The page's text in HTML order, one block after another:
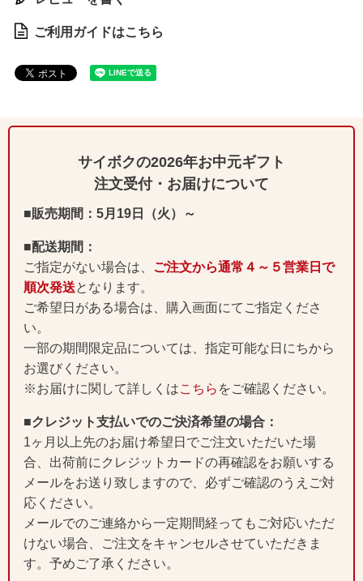
ご利用ガイドはこちら
サイボクの2026年お中元ギフト
注文受付・お届けについて
■販売期間：5月19日（火）～
■配送期間：
ご指定がない場合は、 ご注文から通常４～５営業日で
順次発送となります。
ご希望日がある場合は、購入画面にてご指定くださ
い。
一部の期間限定品については、指定可能な日にちから
お選びください。
※お届けに関して詳しくはこちら をご確認ください。
■クレジット支払いでのご決済希望の場合：
1ヶ月以上先のお届け希望日でご注文いただいた場
合、出荷前にクレジットカードの再確認をお願いする
メールをお送り致しますので、必ずご確認のうえご対
応ください。
メールでのご連絡から一定期間経ってもご対応いただ
けない場合、ご注文をキャンセルさせていただきま
す。予めご了承ください。